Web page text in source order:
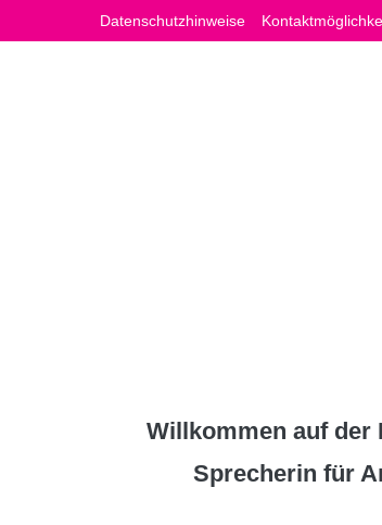
springen
Datenschutzhinweise
Willkommen auf der
Sprecherin für